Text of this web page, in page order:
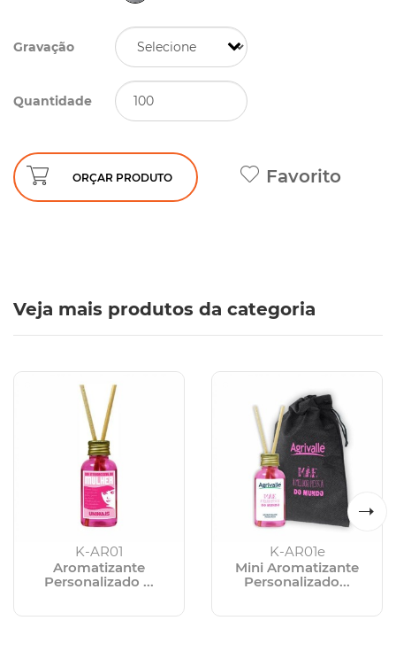
Gravação
Quantidade
ORÇAR PRODUTO Favorito
Veja mais produtos da categoria
K-AR01
Aromatizante
Personalizado ...
K-AR01e
Mini Aromatizante
Personalizado...